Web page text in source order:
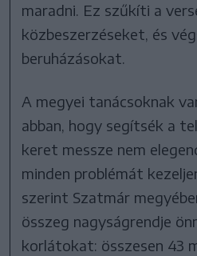
maradni. Ez szűkíti a
közbeszerzéseket, és
beruházásokat.
A megyei tanácsoknak
abban, hogy segítsék a
keret messze nem
minden problémát
szerint Szatmár
összeg nagyságrendje
korlátokat: összesen 43